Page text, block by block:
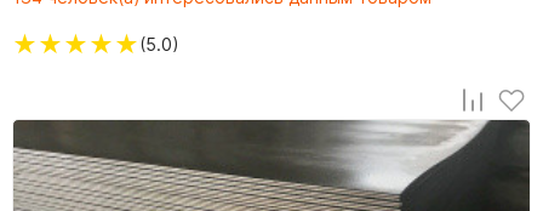
★★★★★(5.0)